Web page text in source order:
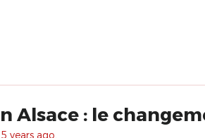
Alsace : le
years ago.